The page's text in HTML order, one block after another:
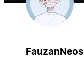
FauzanNeos